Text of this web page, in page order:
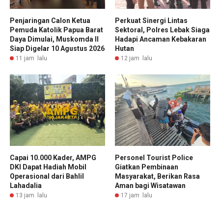
Penjaringan Calon Ketua
Pemuda Katolik Papua Barat
Daya Dimulai, Muskomda II
Siap Digelar 10 Agustus 2026
11 jam lalu
Perkuat Sinergi Lintas
Sektoral, Polres Lebak Siaga
Hadapi Ancaman Kebakaran
Hutan
12 jam lalu
Capai 10.000 Kader, AMPG
DKI Dapat Hadiah Mobil
Operasional dari Bahlil
Lahadalia
13 jam lalu
Personel Tourist Police
Giatkan Pembinaan
Masyarakat, Berikan Rasa
Aman bagi Wisatawan
17 jam lalu